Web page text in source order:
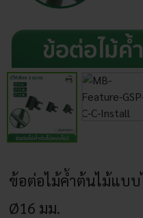
ข้อต่อไม้ค้ำต้นไม้แบบ
Ø16 มม.